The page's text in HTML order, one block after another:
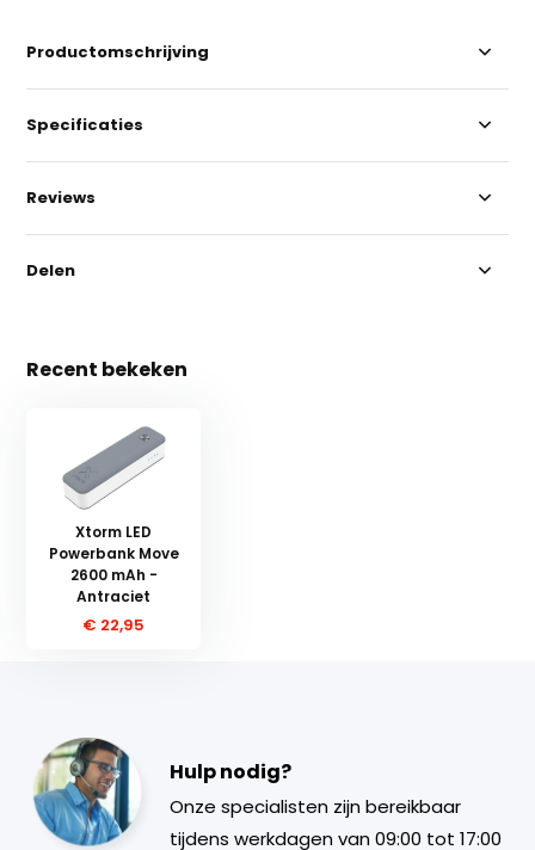
Productomschrijving
Specificaties
Reviews
Delen
Recent bekeken
Xtorm LED
Powerbank Move
2600 mAh -
Antraciet
€ 22,95
Hulp nodig?
Onze specialisten zijn bereikbaar
tijdens werkdagen van 09:00 tot 17:00